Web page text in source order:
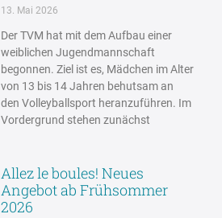
13. Mai 2026
Der TVM hat mit dem Aufbau einer
weiblichen Jugendmannschaft
begonnen. Ziel ist es, Mädchen im Alter
von 13 bis 14 Jahren behutsam an
den Volleyballsport heranzuführen. Im
Vordergrund stehen zunächst
Allez le boules! Neues
Angebot ab Frühsommer
2026